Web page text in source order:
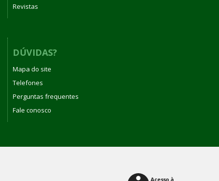
Revistas
DÚVIDAS?
Mapa do site
Telefones
Perguntas frequentes
Fale conosco